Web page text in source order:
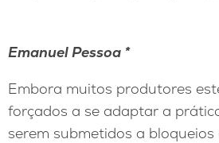
Emanuel Pessoa *
Embora muitos produtores
forçados a se adaptar a
serem submetidos a